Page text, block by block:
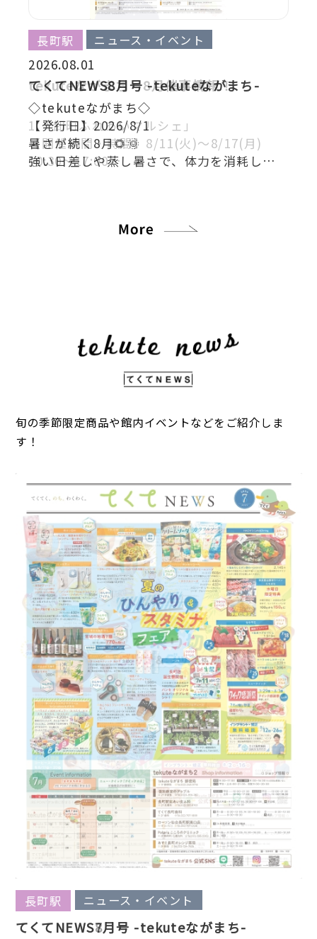
長町駅 ニュース・イベント
tekuteながまち 8月催事情報！
◇tekuteながまち◇
1.「卸町ふれあいマルシェ」
【開催期間・時間】8/11(火)～8/17(月)
10:30～17:00
10:00～17:00
8/24(月) 10:00～16:00
【開催場所】本館中央てく×てくステーシ
3.「emonomono」
10:00～20:00
8/24(月) 10:00～18:00
【開催場所】本館中央てく×てくステーシ
ョン
この機会にぜひtekuteながまちをご利用く
ださい！
※予定は急遽変更になる場合がございます。
※この他にも随時イベント開催を予定して
います。
長町駅 ニュース・イベント
2026.08.01
てくてNEWS8月号 -tekuteながまち-
◇tekuteながまち◇
【発行日】2026/8/1
暑さが続く8月🌻🌞
強い日差しや蒸し暑さで、体力を消耗しやす
8月号の てくてNEWS では、
・暑い日に楽しみたい！ひんやりスイーツ
・夏を元気に過ごすためのおすすめグルメ
・暑さ対策やお出かけに役立つ便利なグッ
など、夏を快適に楽しむためのおすすめ商品
をご紹介しています。
暑い日も、涼しい店内でゆったり過ごす時間
や、お気に入りのグルメやアイテムとの出会
いを楽しみながら、夏を満喫しませんか？
いつもの日常に、“ちょっと涼しい”と“ちょ
っと元気”をプラスしてみませんか？
詳しくは てくてNEWS8月号 をチェック！
🍧✨
皆様のご来店を心よりお待ちしております。
★てくてNEWS(pdf)はこちら→
長町駅 ニュース・イベント
てくてNEWS7月号 -tekuteながまち-
◇tekuteながまち◇
【発行日】2026/7/1
暑さが本格的になる夏の季節、外に出るだ
けでも体力を使う毎日が続く7月🌻🌞
スタミナフェアを開催中！
7月号の てくてNEWS では、
・暑い日にぴったり！ひんやり冷たいスイ
・食欲が落ちがちな季節でも楽しめる、ガ
・夏を快適に過ごすためのおすすめアイテ
ム
品をご紹介しています。
暑い日も、涼しい店内でゆったり過ごす時間
や、おいしいもので元気をチャージするひと
ときを大切に。
いつもの日常に、“ちょっと涼しい”と“ちょ
っと元気”をプラスしてみませんか？
詳しくは てくてNEWS7月号 をチェック！
🍧✨
皆様のご来店を心よりお待ちしております。
★てくてNEWS(pdf)はこちら→
長町駅 ニュース・イベント
てくてNEWS6月号 -tekuteながまち-
◇tekuteながまち◇
【発行日】2026/6/2
おでかけや毎日の暮らしを少しでも快適に
過ごしたくなる6月☔🌿
ひんやりおやつ
・梅雨時期の暮らしを快適にする便利アイ
すめ商品をご紹介しています。
詳しくは てくてNEWS6月号 をチェック！☕
✨
皆様のご来店を心よりお待ちしております。
★てくてNEWS(pdf)はこちら→
旬の季節限定商品や館内イベントなどをご紹介しま
す！
長町駅 ニュース・イベント
てくてNEWS8月号 -tekuteながまち-
長町駅 ニュース・イベント
てくてNEWS7月号 -tekuteながまち-
長町駅 ニュース・イベント
てくてNEWS6月号 -tekuteながまち-
長町駅
てくてNEWS5月号 -tekuteながまち-
長町駅
てくてNEWS4月号 -tekuteながまち-